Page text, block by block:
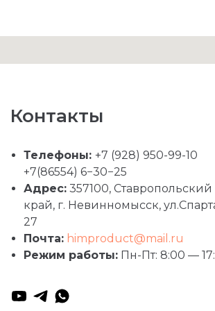
Контакты
Телефоны: +7 (928) 950-99-10
+7(86554) 6−30−25
Адрес: 357100, Ставропольский
край, г. Невинномысск,
27
Почта: himproduct@mail.ru
Режим работы: Пн-Пт: 8:00 —